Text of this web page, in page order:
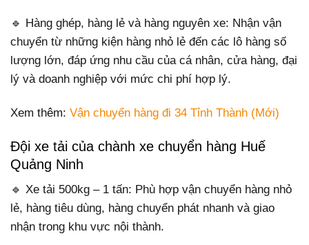
🔹 Hàng ghép, hàng lẻ và hàng nguyên xe: Nhận vận
chuyển từ những kiện hàng nhỏ lẻ đến các lô hàng số
lượng lớn, đáp ứng nhu cầu của cá nhân, cửa hàng, đại
lý và doanh nghiệp với mức chi phí hợp lý.
Xem thêm: Vận chuyển hàng đi 34 Tỉnh Thành (Mới)
Đội xe tải của chành xe chuyển hàng Huế
Quảng Ninh
🔹 Xe tải 500kg – 1 tấn: Phù hợp vận chuyển hàng nhỏ
lẻ, hàng tiêu dùng, hàng chuyển phát nhanh và giao
nhận trong khu vực nội thành.